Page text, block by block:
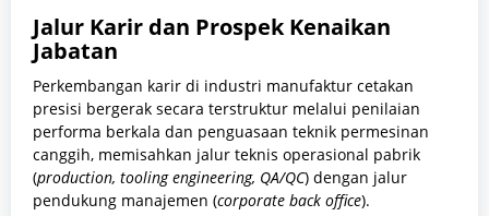
Jalur Karir dan Prospek Kenaikan
Jabatan
Perkembangan karir di industri manufaktur cetakan
presisi bergerak secara terstruktur melalui penilaian
performa berkala dan penguasaan teknik permesinan
canggih, memisahkan jalur teknis operasional pabrik
(production, tooling engineering, QA/QC) dengan jalur
pendukung manajemen (corporate back office).